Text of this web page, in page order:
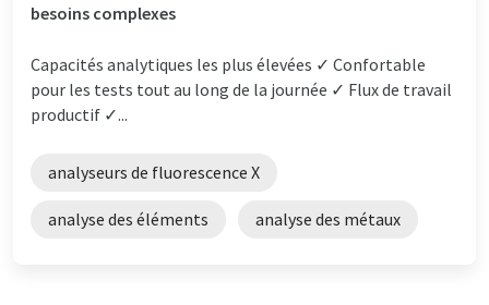
besoins complexes
Capacités analytiques les plus élevées ✓ Confortable
pour les tests tout au long de la journée ✓ Flux de travail
productif ✓...
analyseurs de fluorescence X
analyse des éléments analyse des métaux